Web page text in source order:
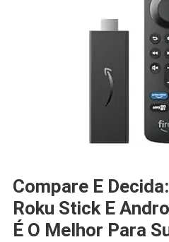
Compare E
Roku Stick E
É O Melhor Para